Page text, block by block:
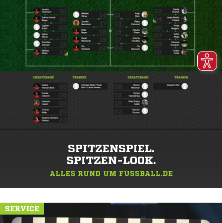
SPITZENSPIEL.
SPITZEN-LOOK.
ALLES RUND UM FUSSBALL.DE
SERVICE